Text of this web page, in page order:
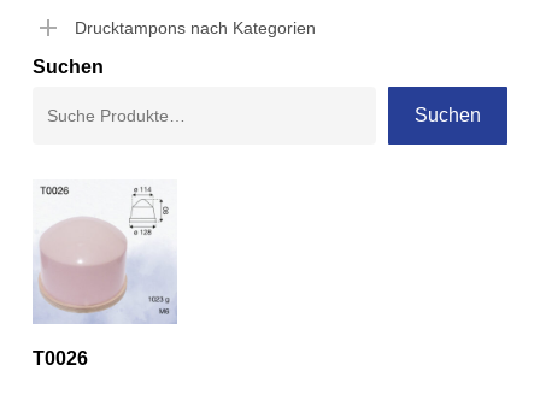
Drucktampons nach Kategorien
Suchen
Suchen
T0026